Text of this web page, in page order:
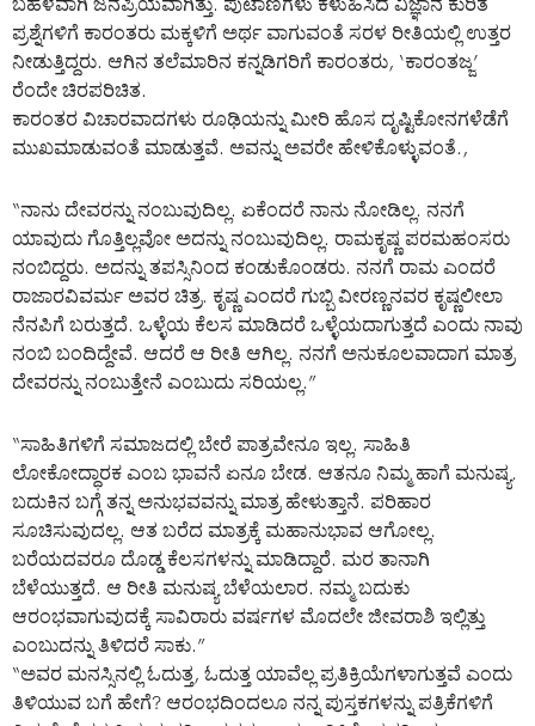
ಬಹಳವಾಗಿ ಜನಪ್ರಿಯವಾಗಿತ್ತು. ಪುಟಾಣಿಗಳು ಕಳುಹಿಸಿದ ವಿಜ್ಞಾನ ಕುರಿತ
ಪ್ರಶ್ನೆಗಳಿಗೆ ಕಾರಂತರು ಮಕ್ಕಳಿಗೆ ಅರ್ಥ ವಾಗುವಂತೆ ಸರಳ ರೀತಿಯಲ್ಲಿ ಉತ್ತರ
ನೀಡುತ್ತಿದ್ದರು. ಆಗಿನ ತಲೆಮಾರಿನ ಕನ್ನಡಿಗರಿಗೆ ಕಾರಂತರು, ‘ಕಾರಂತಜ್ಜ’
ರೆಂದೇ ಚಿರಪರಿಚಿತ.
ಕಾರಂತರ ವಿಚಾರವಾದಗಳು ರೂಢಿಯನ್ನು ಮೀರಿ ಹೊಸ ದೃಷ್ಟಿಕೋನಗಳೆಡೆಗೆ
ಮುಖಮಾಡುವಂತೆ ಮಾಡುತ್ತವೆ. ಅವನ್ನು ಅವರೇ ಹೇಳಿಕೊಳ್ಳುವಂತೆ.,
“ನಾನು ದೇವರನ್ನು ನಂಬುವುದಿಲ್ಲ. ಏಕೆಂದರೆ ನಾನು ನೋಡಿಲ್ಲ. ನನಗೆ
ಯಾವುದು ಗೊತ್ತಿಲ್ಲವೋ ಅದನ್ನು ನಂಬುವುದಿಲ್ಲ. ರಾಮಕೃಷ್ಣ ಪರಮಹಂಸರು
ನಂಬಿದ್ದರು. ಅದನ್ನು ತಪಸ್ಸಿನಿಂದ ಕಂಡುಕೊಂಡರು. ನನಗೆ ರಾಮ ಎಂದರೆ
ರಾಜಾರವಿವರ್ಮ ಅವರ ಚಿತ್ರ. ಕೃಷ್ಣ ಎಂದರೆ ಗುಬ್ಬಿ ವೀರಣ್ಣನವರ ಕೃಷ್ಣಲೀಲಾ
ನೆನಪಿಗೆ ಬರುತ್ತದೆ. ಒಳ್ಳೆಯ ಕೆಲಸ ಮಾಡಿದರೆ ಒಳ್ಳೆಯದಾಗುತ್ತದೆ ಎಂದು ನಾವು
ನಂಬಿ ಬಂದಿದ್ದೇವೆ. ಆದರೆ ಆ ರೀತಿ ಆಗಿಲ್ಲ. ನನಗೆ ಅನುಕೂಲವಾದಾಗ ಮಾತ್ರ
ದೇವರನ್ನು ನಂಬುತ್ತೇನೆ ಎಂಬುದು ಸರಿಯಲ್ಲ.”
“ಸಾಹಿತಿಗಳಿಗೆ ಸಮಾಜದಲ್ಲಿ ಬೇರೆ ಪಾತ್ರವೇನೂ ಇಲ್ಲ. ಸಾಹಿತಿ
ಲೋಕೋದ್ಧಾರಕ ಎಂಬ ಭಾವನೆ ಏನೂ ಬೇಡ. ಆತನೂ ನಿಮ್ಮ ಹಾಗೆ ಮನುಷ್ಯ.
ಬದುಕಿನ ಬಗ್ಗೆ ತನ್ನ ಅನುಭವವನ್ನು ಮಾತ್ರ ಹೇಳುತ್ತಾನೆ. ಪರಿಹಾರ
ಸೂಚಿಸುವುದಲ್ಲ. ಆತ ಬರೆದ ಮಾತ್ರಕ್ಕೆ ಮಹಾನುಭಾವ ಆಗೋಲ್ಲ.
ಬರೆಯದವರೂ ದೊಡ್ಡ ಕೆಲಸಗಳನ್ನು ಮಾಡಿದ್ದಾರೆ. ಮರ ತಾನಾಗಿ
ಬೆಳೆಯುತ್ತದೆ. ಆ ರೀತಿ ಮನುಷ್ಯ ಬೆಳೆಯಲಾರ. ನಮ್ಮ ಬದುಕು
ಆರಂಭವಾಗುವುದಕ್ಕೆ ಸಾವಿರಾರು ವರ್ಷಗಳ ಮೊದಲೇ ಜೀವರಾಶಿ ಇಲ್ಲಿತ್ತು
ಎಂಬುದನ್ನು ತಿಳಿದರೆ ಸಾಕು.”
“ಅವರ ಮನಸ್ಸಿನಲ್ಲಿ ಓದುತ್ತ, ಓದುತ್ತ ಯಾವೆಲ್ಲ ಪ್ರತಿಕ್ರಿಯೆಗಳಾಗುತ್ತವೆ ಎಂದು
ತಿಳಿಯುವ ಬಗೆ ಹೇಗೆ? ಆರಂಭದಿಂದಲೂ ನನ್ನ ಪುಸ್ತಕಗಳನ್ನು ಪತ್ರಿಕೆಗಳಿಗೆ